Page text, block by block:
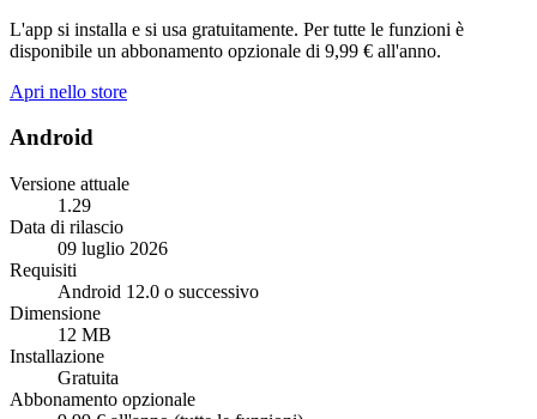
L'app si installa e si usa gratuitamente. Per tutte le funzioni è
disponibile un abbonamento opzionale di 9,99 € all'anno.
Apri nello store
Android
Versione attuale
1.29
Data di rilascio
09 luglio 2026
Requisiti
Android 12.0 o successivo
Dimensione
12 MB
Installazione
Gratuita
Abbonamento opzionale